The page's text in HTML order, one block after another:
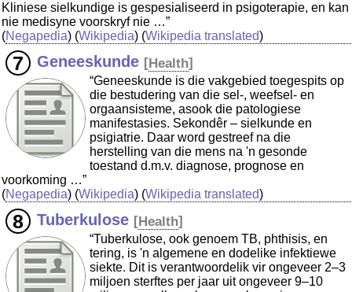
Kliniese sielkundige is gespesialiseerd in psigoterapie, en kan
nie medisyne voorskryf nie …”
(Negapedia) (Wikipedia) (Wikipedia translated)
Geneeskunde [Health]
“Geneeskunde is die vakgebied toegespits op
die bestudering van die sel-, weefsel- en
orgaansisteme, asook die patologiese
manifestasies. Sekondêr – sielkunde en
psigiatrie. Daar word gestreef na die
herstelling van die mens na 'n gesonde
toestand d.m.v. diagnose, prognose en
voorkoming …”
(Negapedia) (Wikipedia) (Wikipedia translated)
Tuberkulose [Health]
“Tuberkulose, ook genoem TB, phthisis, en
tering, is 'n algemene en dodelike infektiewe
siekte. Dit is verantwoordelik vir ongeveer 2–3
miljoen sterftes per jaar uit ongeveer 9–10